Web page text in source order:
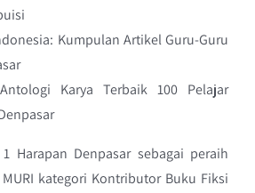
Kumpulan Artikel Guru-Guru
Karya Terbaik 100 Pelajar
1 Harapan Denpasar sebagai peraih
kategori Kontributor Buku Fiksi